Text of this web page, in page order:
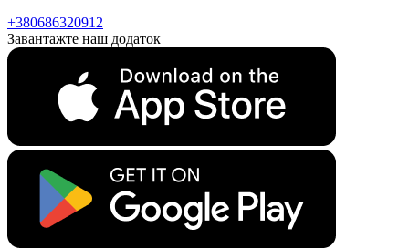
+380686320912
Завантажте наш додаток